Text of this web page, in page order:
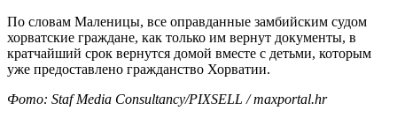
По словам Маленицы, все оправданные замбийским судом
хорватские граждане, как только им вернут документы, в
кратчайший срок вернутся домой вместе с детьми, которым
уже предоставлено гражданство Хорватии.
Фото: Staf Media Consultancy/PIXSELL / maxportal.hr